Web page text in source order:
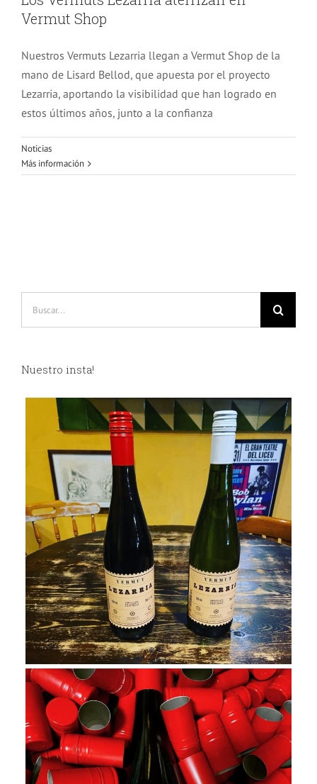
Vermut Shop
Nuestros Vermuts Lezarria llegan a Vermut Shop de la
mano de Lisard Bellod, que apuesta por el proyecto
Lezarria, aportando la visibilidad que han logrado en
estos últimos años, junto a la confianza
Noticias
Más información
Nuestro insta!